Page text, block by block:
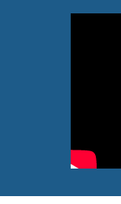
Inhalt